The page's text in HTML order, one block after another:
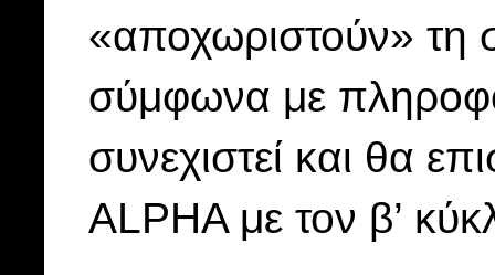
«αποχωριστούν» τη
σύμφωνα με
συνεχιστεί και θα
ALPHA με τον β’